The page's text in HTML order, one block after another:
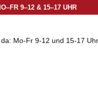
9–12 & 15–17 UHR
Mo-Fr 9-12 und 15-17 Uhr